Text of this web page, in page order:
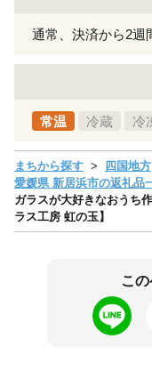
通常、決済から2週
常温 冷蔵 冷
まちから探す 四国地方
愛媛県 新居浜市の返礼品
ガラスが大好きなおうち
ラス工房 虹の玉】
こ